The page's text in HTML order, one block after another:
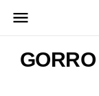
para
conteúdo